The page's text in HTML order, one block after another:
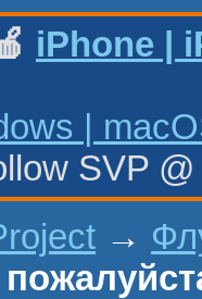
iPhone |
|
SVP
→